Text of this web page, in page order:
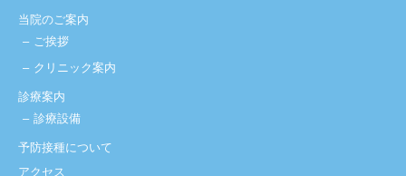
当院のご案内
ご挨拶
クリニック案内
診療案内
診療設備
予防接種について
アクセス